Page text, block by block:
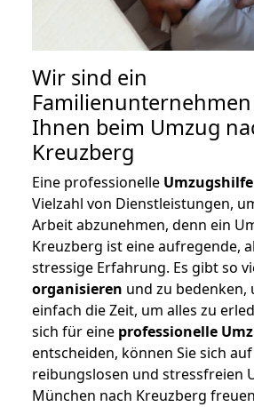
Wir sind ein
Ihnen beim Umzug
Kreuzberg
Eine professionelle Umzugshilfe
Vielzahl von Dienstleistungen,
Arbeit abzunehmen, denn ein
Kreuzberg ist eine aufregende,
stressige Erfahrung. Es gibt so
organisieren und zu
einfach die Zeit, um alles zu
sich für eine professionelle
entscheiden, können Sie sich
reibungslosen und stressfreien
München nach Kreuzberg